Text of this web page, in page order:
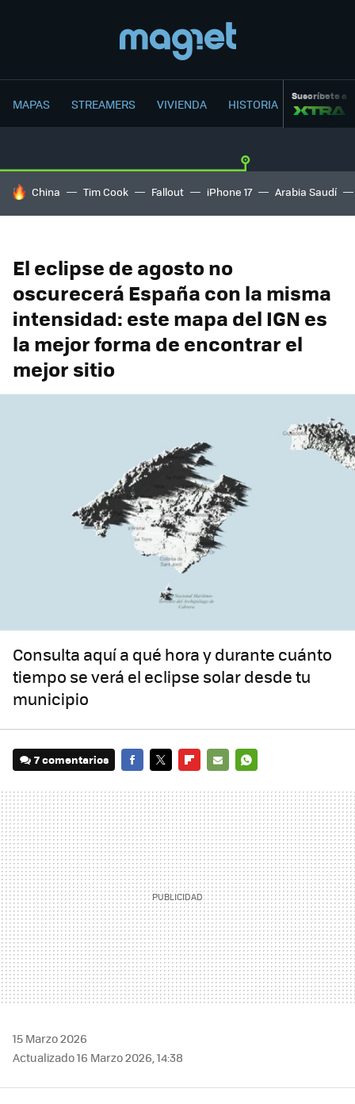
MAPAS STREAMERS VIVIENDA HISTORIA Suscríbete a
HOY SE HABLA DE
China Tim Cook Fallout iPhone 17 Arabia Saudí
El eclipse de agosto no
oscurecerá España con la misma
intensidad: este mapa del IGN es
la mejor forma de encontrar el
mejor sitio
Consulta aquí a qué hora y durante cuánto
tiempo se verá el eclipse solar desde tu
municipio
7 comentarios
MAIL
15 Marzo 2026
Actualizado 16 Marzo 2026, 14:38